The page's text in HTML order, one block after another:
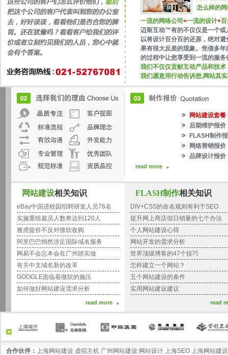
怎么样的
一流的网络公司 =一流的设计+
迈斯互动™有的不仅仅是一个或
以将设计百分百的还原，绝对
果有很大反差的现象。凭借多
的过程中让您享受到一流的服务
我们不仅仅贡献互动产品和技
我们愿意用行动告诉您,网站其
网站建设套餐
后期维护报价
FLASH制作
网络营销报价
品牌设计报价
read more
网站建设相关知识
eBay中国进校园招聘研发人员76名
实施重组裁员人数将达到120人
雅虎提价不反对微软收购
阿里巴巴悄然涉足国际域名服务
网易不会忘本会在广州踏实做
有关中文域名新的改革
GOOGLE面临着微软的施压
如何做好网站建设需求分析
read more
FLASH制作相关知识
DIV+CSS的命名规则有利于SEO
提升网上商店假日销量的七个办法
个人网站建设心得
网站开发的需求分析
世界顶级博客的47个技巧
怎样建立一个网站？
五个网站建设的条件
实用网站建设建议
read
合作伙伴： 上海网站建设 虚拟主机 广州网站建设 网站设计 上海SEO 上海网站建